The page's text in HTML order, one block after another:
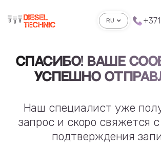
RU
СПАСИБО! ВАШЕ
УСПЕШНО
Наш специалист уже
запрос и скоро свяжется
подтверждения